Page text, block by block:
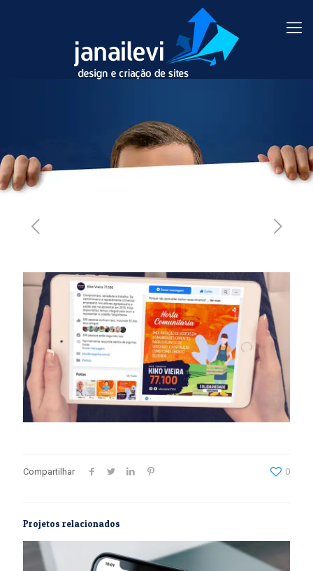
Compartilhar 0
Projetos relacionados